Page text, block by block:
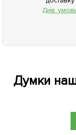
Див.
Думки